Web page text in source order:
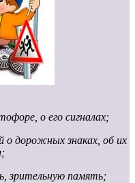
о его сигналах;
о дорожных знаках, об их
зрительную память;